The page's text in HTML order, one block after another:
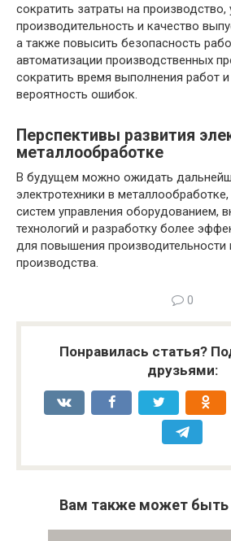
сократить затраты на производство,
производительность и качество
а также повысить безопасность
автоматизации производственных
сократить время выполнения работ и
вероятность ошибок.
Перспективы развития
металлообработке
В будущем можно ожидать
электротехники в
систем управления оборудованием,
технологий и разработку более
для повышения производительности
производства.
0
Понравилась статья?
друзьями:
Вам также может быть